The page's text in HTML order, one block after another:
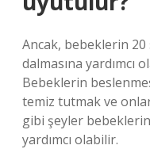
Ancak, bebeklerin
dalmasına yardımcı
Bebeklerin
temiz tutmak ve
gibi şeyler bebeklerin
yardımcı olabilir.